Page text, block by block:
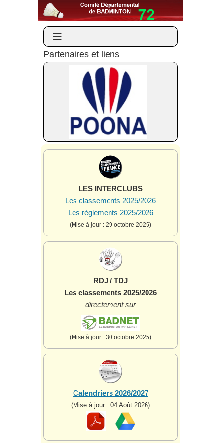
Partenaires et liens
LES INTERCLUBS
Les classements 2025/2026
Les réglements 2025/2026
(Mise à jour : 29 octobre 2025)
RDJ / TDJ
Les classements 2025/2026
directement sur
(Mise à jour : 30 octobre 2025)
Calendriers 2026/2027
(Mise à jour : 04 Août 2026)